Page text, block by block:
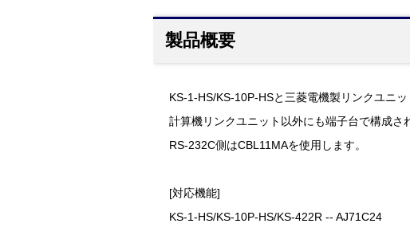
製品概要
KS-1-HS/KS-10P-HSと三菱電機製リンクユニ
計算機リンクユニット以外にも端子台で構成さ
RS-232C側はCBL11MAを使用します。
[対応機能]
KS-1-HS/KS-10P-HS/KS-422R -- AJ71C24